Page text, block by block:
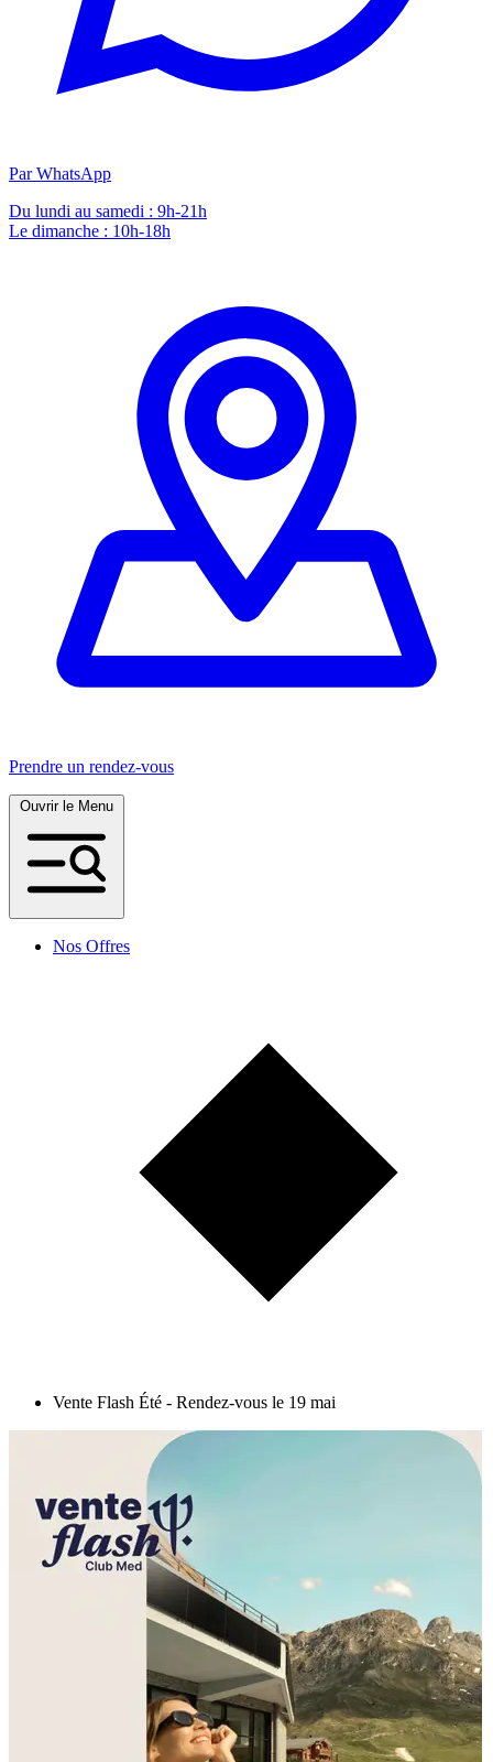
Par WhatsApp
Du lundi au samedi : 9h-21h
Le dimanche : 10h-18h
Prendre un rendez-vous
Nos Offres
Vente Flash Été - Rendez-vous le 19 mai